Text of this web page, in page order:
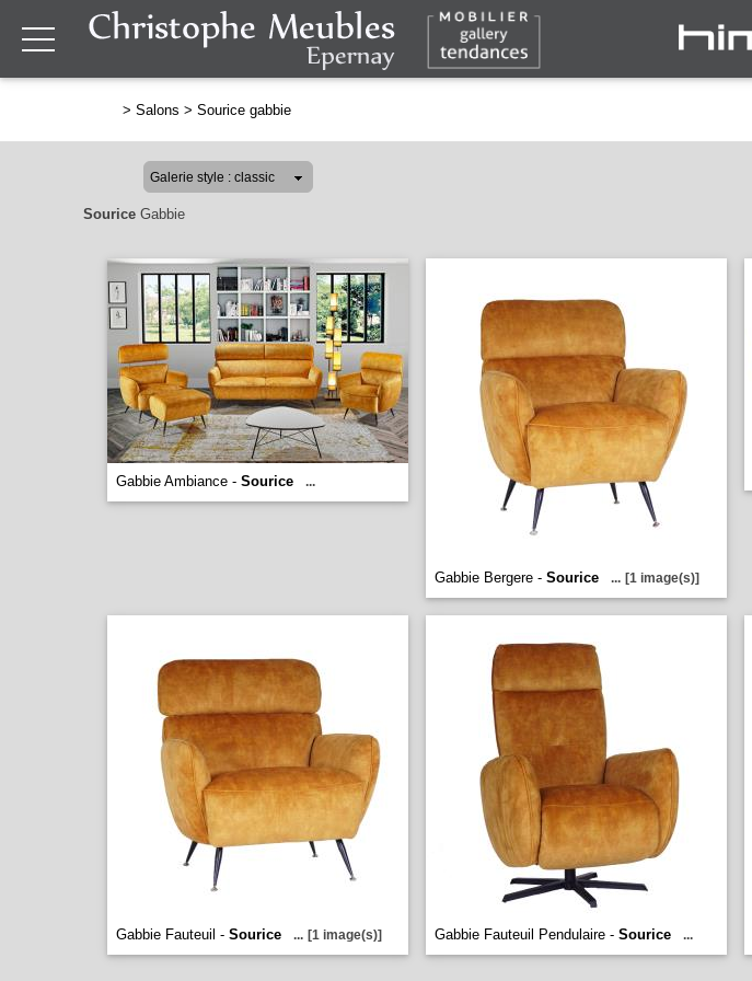
> Salons > Sourice gabbie
Sourice Gabbie
Gabbie Ambiance - Sourice ...
Gabbie Bergere - Sourice ... [1 image(s)]
Gabbie Fauteuil - Sourice ... [1 image(s)] Gabbie Fauteuil Pendulaire - Sourice ...